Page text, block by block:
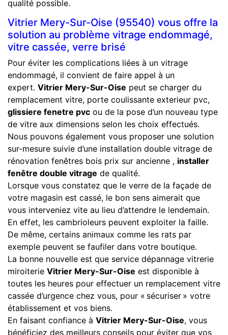
qualité possible.
Vitrier Mery-Sur-Oise (95540) vous offre la
solution au problème vitrage endommagé,
vitre cassée, verre brisé
Pour éviter les complications liées à un vitrage
endommagé, il convient de faire appel à un
expert. Vitrier Mery-Sur-Oise peut se charger du
remplacement vitre, porte coulissante exterieur pvc,
glissiere fenetre pvc ou de la pose d’un nouveau type
de vitre aux dimensions selon les choix effectués.
Nous pouvons également vous proposer une solution
sur-mesure suivie d’une installation double vitrage de
rénovation fenêtres bois prix sur ancienne , installer
fenêtre double vitrage de qualité.
Lorsque vous constatez que le verre de la façade de
votre magasin est cassé, le bon sens aimerait que
vous interveniez vite au lieu d’attendre le lendemain.
En effet, les cambrioleurs peuvent exploiter la faille.
De même, certains animaux comme les rats par
exemple peuvent se faufiler dans votre boutique.
La bonne nouvelle est que service dépannage vitrerie
miroiterie Vitrier Mery-Sur-Oise est disponible à
toutes les heures pour effectuer un remplacement vitre
cassée d’urgence chez vous, pour « sécuriser » votre
établissement et vos biens.
En faisant confiance à Vitrier Mery-Sur-Oise, vous
bénéficiez des meilleurs conseils pour éviter que vos